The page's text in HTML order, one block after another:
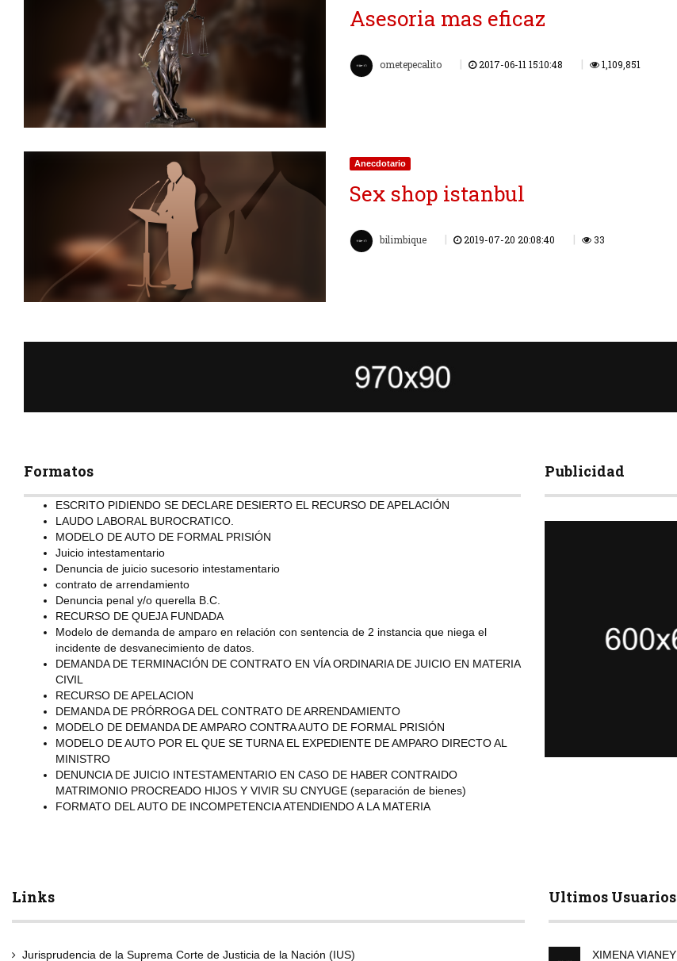
Asesoria mas eficaz
ometepecalito | 2017-06-11 15:10:48 | 1,109,851
Anecdotario
Sex shop istanbul
bilimbique | 2019-07-20 20:08:40 | 33
Formatos
ESCRITO PIDIENDO SE DECLARE DESIERTO EL RECURSO DE APELACIÓN
LAUDO LABORAL BUROCRATICO.
MODELO DE AUTO DE FORMAL PRISIÓN
Juicio intestamentario
Denuncia de juicio sucesorio intestamentario
contrato de arrendamiento
Denuncia penal y/o querella B.C.
RECURSO DE QUEJA FUNDADA
Modelo de demanda de amparo en relación con sentencia de 2 instancia que niega el
incidente de desvanecimiento de datos.
DEMANDA DE TERMINACIÓN DE CONTRATO EN VÍA ORDINARIA DE JUICIO EN MATERIA
CIVIL
RECURSO DE APELACION
DEMANDA DE PRÓRROGA DEL CONTRATO DE ARRENDAMIENTO
MODELO DE DEMANDA DE AMPARO CONTRA AUTO DE FORMAL PRISIÓN
MODELO DE AUTO POR EL QUE SE TURNA EL EXPEDIENTE DE AMPARO DIRECTO AL
MINISTRO
DENUNCIA DE JUICIO INTESTAMENTARIO EN CASO DE HABER CONTRAIDO
MATRIMONIO PROCREADO HIJOS Y VIVIR SU CNYUGE (separación de bienes)
FORMATO DEL AUTO DE INCOMPETENCIA ATENDIENDO A LA MATERIA
Publicidad
Links
Jurisprudencia de la Suprema Corte de Justicia de la Nación (IUS)
Ultimos Usuarios
XIMENA VIANEY